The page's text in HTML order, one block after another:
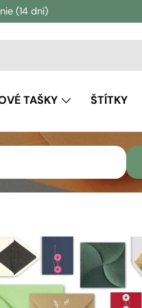
(14 dní)
TAŠKY ŠTÍTKY